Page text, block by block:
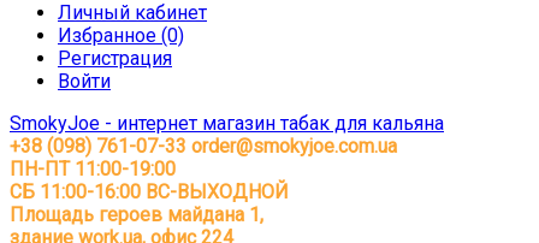
Личный кабинет
Избранное (0)
Регистрация
Войти
SmokyJoe - интернет магазин табак для кальяна
+38 (098) 761-07-33 order@smokyjoe.com.ua
ПН-ПТ 11:00-19:00
СБ 11:00-16:00 ВС-ВЫХОДНОЙ
Площадь героев майдана 1,
здание work.ua, офис 224